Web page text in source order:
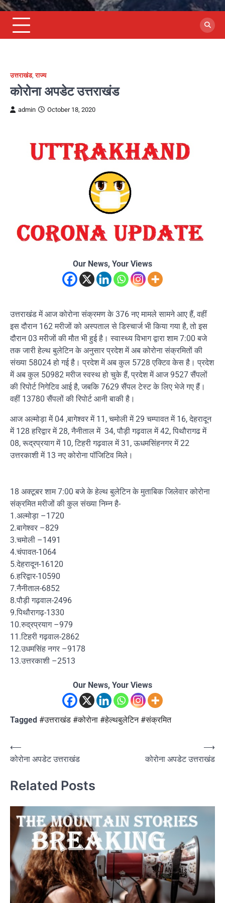
उत्तराखंड,राज्य
कोरोना अपडेट उत्तराखंड
admin October 18, 2020
Our News, Your Views
उत्तराखंड में आज कोरोना संक्रमण के 376 नए मामले सामने आए हैं, वहीं
इस दौरान 162 मरीजों को अस्पताल से डिस्चार्ज भी किया गया है, तो इस
दौरान 03 मरीजों की मौत भी हुई है। स्वास्थ्य विभाग द्वारा शाम 7:00 बजे
तक जारी हेल्थ बुलेटिन के अनुसार प्रदेश में अब कोरोना संक्रमितों की
संख्या 58024 हो गई है। प्रदेश में अब कुल 5728 एक्टिव केस है। प्रदेश
में अब कुल 50982 मरीज स्वस्थ हो चुके हैं, प्रदेश में आज 9527 सैंपलों
की रिपोर्ट निगेटिव आई है, जबकि 7629 सैंपल टेस्ट के लिए भेजे गए हैं।
वहीं 13780 सैंपलों की रिपोर्ट आनी बाकी है।
आज अल्मोड़ा में 04 ,बागेश्वर में 11, चमोली में 29 चम्पावत में 16, देहरादून
में 128 हरिद्वार में 28, नैनीताल में 34, पौड़ी गढ़वाल में 42, पिथौरागढ में
08, रूद्रप्रयाग में 10, टिहरी गढ़वाल में 31, ऊधमसिंहनगर में 22
उत्तरकाशी में 13 नए कोरोना पॉजिटिव मिले।
18 अक्टूबर शाम 7:00 बजे के हेल्थ बुलेटिन के मुताबिक जिलेवार कोरोना
संक्रमित मरीजों की कुल संख्या निम्न है-
1.अल्मोड़ा –1720
2.बागेश्वर –829
3.चमोली –1491
4.चंपावत-1064
5.देहरादून-16120
6.हरिद्वार-10590
7.नैनीताल-6852
8.पौड़ी गढ़वाल-2496
9.पिथौरागढ़-1330
10.रुद्रप्रयाग –979
11.टिहरी गढ़वाल-2862
12.उधमसिंह नगर –9178
13.उत्तरकाशी –2513
Our News, Your Views
Tagged #उत्तराखंड #कोरोना #हेल्थबुलेटिन #संक्रमित
Post
navigation
⟵
कोरोना अपडेट उत्तराखंड
कोरोना अपडेट उत्तराखंड
⟶
Related Posts